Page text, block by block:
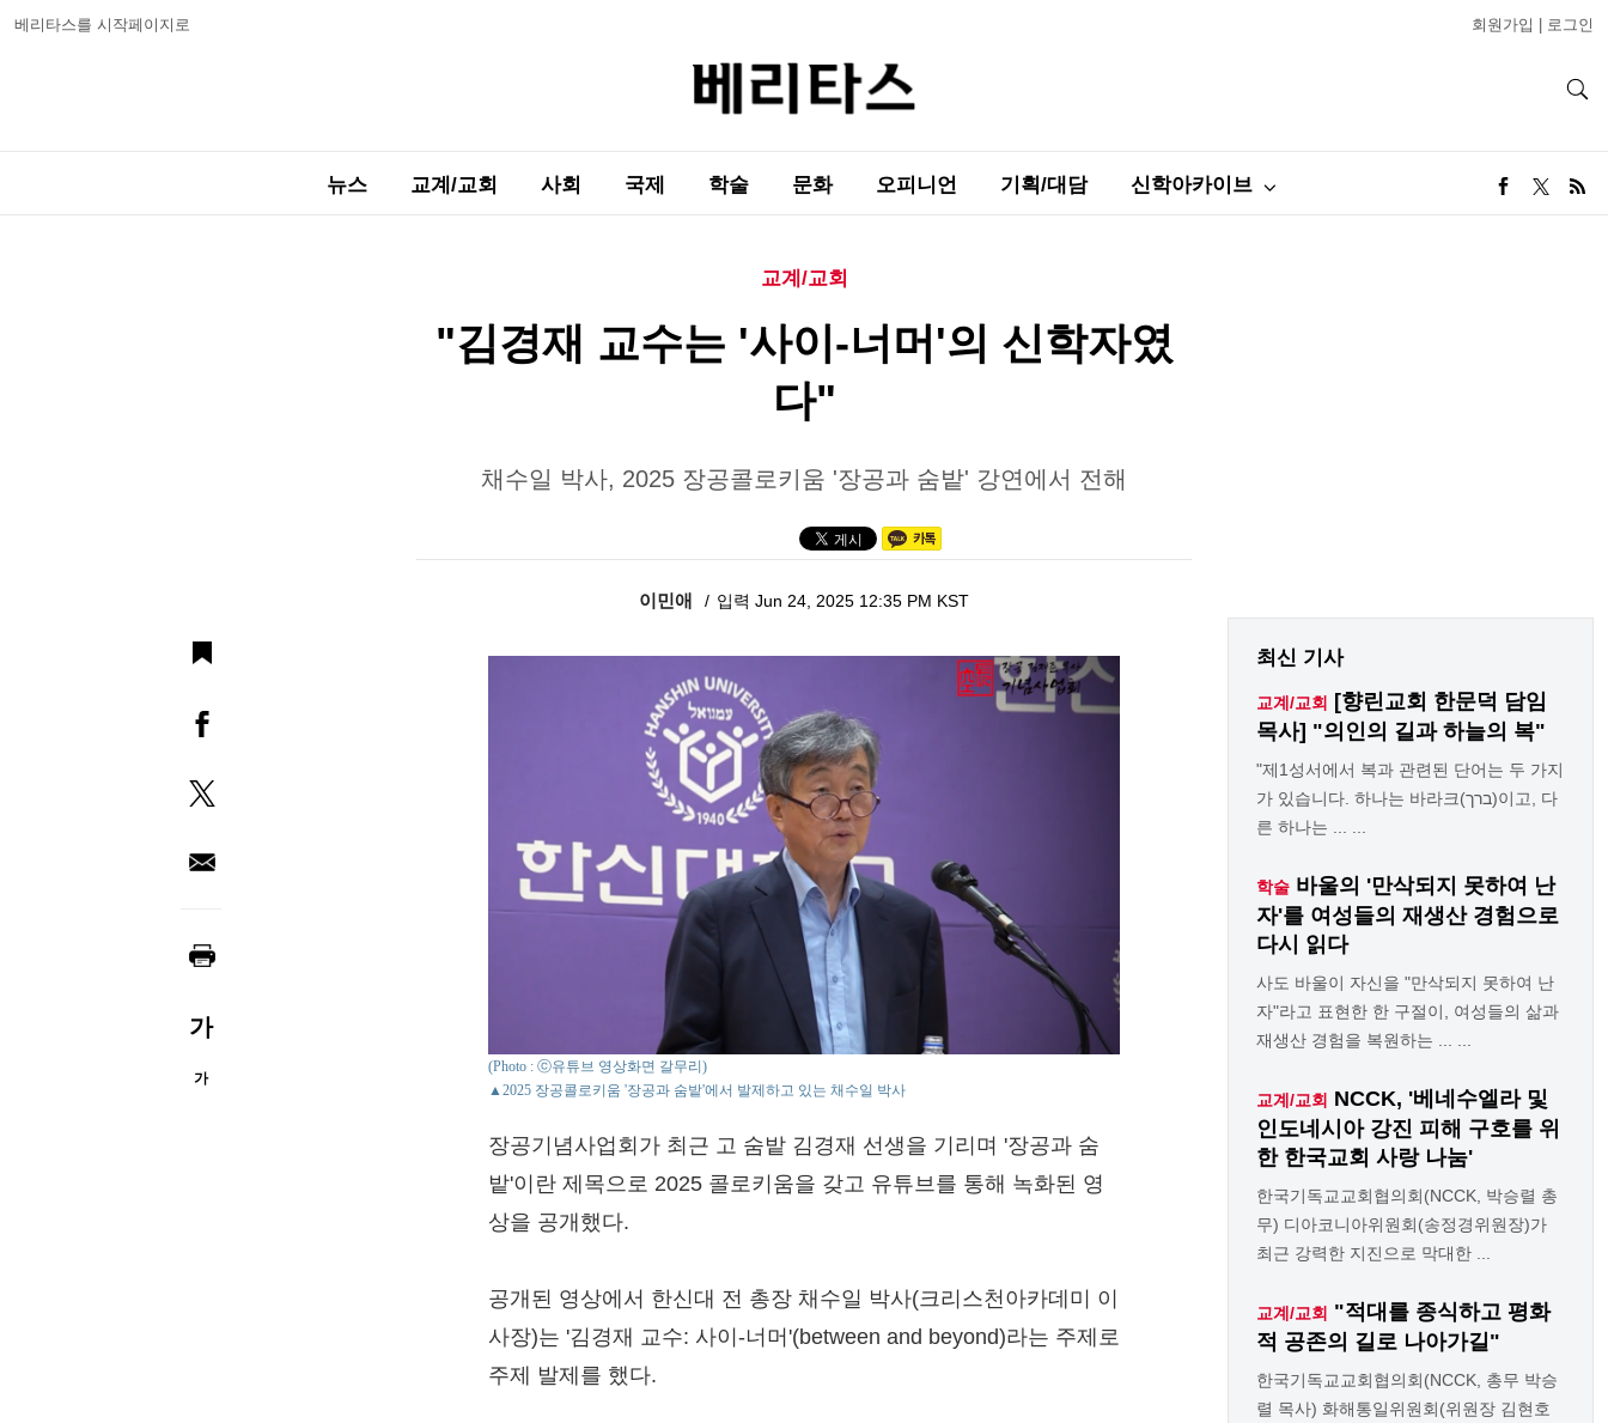
베리타스를 시작페이지로 회원가입 로그인
뉴스 교계/교회 사회 국제 학술 문화 오피니언 기획/대담 신학아카이브
교계/교회
"김경재 교수는 '사이-너머'의 신학자였
다"
채수일 박사, 2025 장공콜로키움 '장공과 숨밭' 강연에서 전해
이민애 입력 Jun 24, 2025 12:35 PM KST
가
가
(Photo : ⓒ유튜브 영상화면 갈무리)
▲2025 장공콜로키움 '장공과 숨밭'에서 발제하고 있는 채수일 박사
장공기념사업회가 최근 고 숨밭 김경재 선생을 기리며 '장공과 숨
밭'이란 제목으로 2025 콜로키움을 갖고 유튜브를 통해 녹화된 영
상을 공개했다.
공개된 영상에서 한신대 전 총장 채수일 박사(크리스천아카데미 이
사장)는 '김경재 교수: 사이-너머'(between and beyond)라는 주제로
주제 발제를 했다.
최신 기사
교계/교회
[향린교회 한문덕 담임
목사] "의인의 길과 하늘의 복"
"제1성서에서 복과 관련된 단어는 두 가지
가 있습니다. 하나는 바라크(ברך)이고, 다
른 하나는 ... ...
학술 바울의 '만삭되지 못하여 난
자'를 여성들의 재생산 경험으로
다시 읽다
사도 바울이 자신을 "만삭되지 못하여 난
자"라고 표현한 한 구절이, 여성들의 삶과
재생산 경험을 복원하는 ... ...
교계/교회 NCCK, '베네수엘라 및
인도네시아 강진 피해 구호를 위
한 한국교회 사랑 나눔'
한국기독교교회협의회(NCCK, 박승렬 총
무) 디아코니아위원회(송정경위원장)가
최근 강력한 지진으로 막대한 ...
교계/교회 "적대를 종식하고 평화
적 공존의 길로 나아가길"
한국기독교교회협의회(NCCK, 총무 박승
렬 목사) 화해통일위원회(위원장 김현호